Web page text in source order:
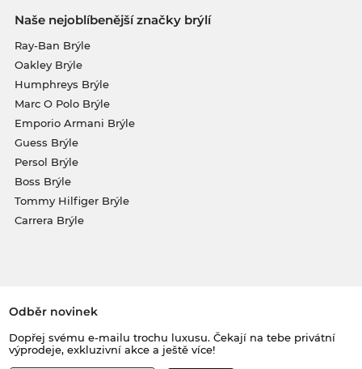
Naše nejoblíbenější značky brýlí
Ray-Ban Brýle
Oakley Brýle
Humphreys Brýle
Marc O Polo Brýle
Emporio Armani Brýle
Guess Brýle
Persol Brýle
Boss Brýle
Tommy Hilfiger Brýle
Carrera Brýle
Odběr novinek
Dopřej svému e-mailu trochu luxusu. Čekají na tebe privátní
výprodeje, exkluzivní akce a ještě více!